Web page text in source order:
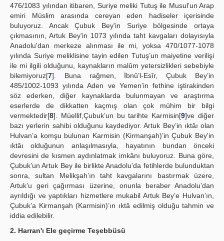
476/1083 yılından itibaren, Suriye meliki Tutuş ile Musul'un Arap
emiri Müslim arasında cereyan eden hadiseler içerisinde
buluyoruz. Ancak Çubuk Bey'in Suriye bölgesinde ortaya
çıkmasının, Artuk Bey'in 1073 yılında taht kavgaları dolayısıyla
Anadolu'dan merkeze alınması ile mi, yoksa 470/1077-1078
yılında Suriye meliklisine tayin edilen Tutuş’un maiyetine verilişi
ile mi ilgili olduğunu, kaynakların malûm yetersizlikleri sebebiyle
bilemiyoruz[7]. Buna rağmen, İbnû’l-Esîr, Çubuk Bey’in
485/1002-1093 yılında Aden ve Yemen’in fethine iştirakinden
söz ederken, diğer kaynaklarda bulunmayan ve araştırma
eserlerde de dikkatten kaçmış olan çok mühim bir bilgi
vermektedir[8]. Müellif,Çubuk’un bu tarihte Karmisin[9]ve diğer
bazı yerlerin sahibi olduğunu kaydediyor. Artuk Bey’in ıktâı olan
Hulvan’a komşu bulunan Karmisin (Kirmanşah)’in Çubuk Bey'in
ıktâı olduğunun anlaşılmasıyla, hayatının bundan önceki
devresini de kısmen aydınlatmak imkânı buluyoruz. Buna göre,
Çubuk’un Artuk Bey ile birlikte Anadolu’da fetihlerde bulunduktan
sonra, sultan Melikşah’ın taht kavgalarını bastırmak üzere,
Artuk’u geri çağırması üzerine, onunla beraber Anadolu’dan
ayrıldığı ve yaptıkları hizmetlere mukabil Artuk Bey’e Hulvan’ın,
Çubuk’a Kirmanşah (Karmisin)’ın ıktâ edilmiş olduğu tahmin ve
iddia edilebilir.
2. Harran'ı Ele geçirme Teşebbüsü